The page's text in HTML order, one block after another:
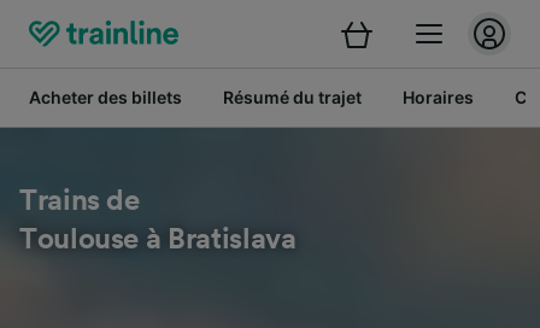
Acheter des billets Résumé du trajet Horaires
Trains de
Toulouse à Bratislava